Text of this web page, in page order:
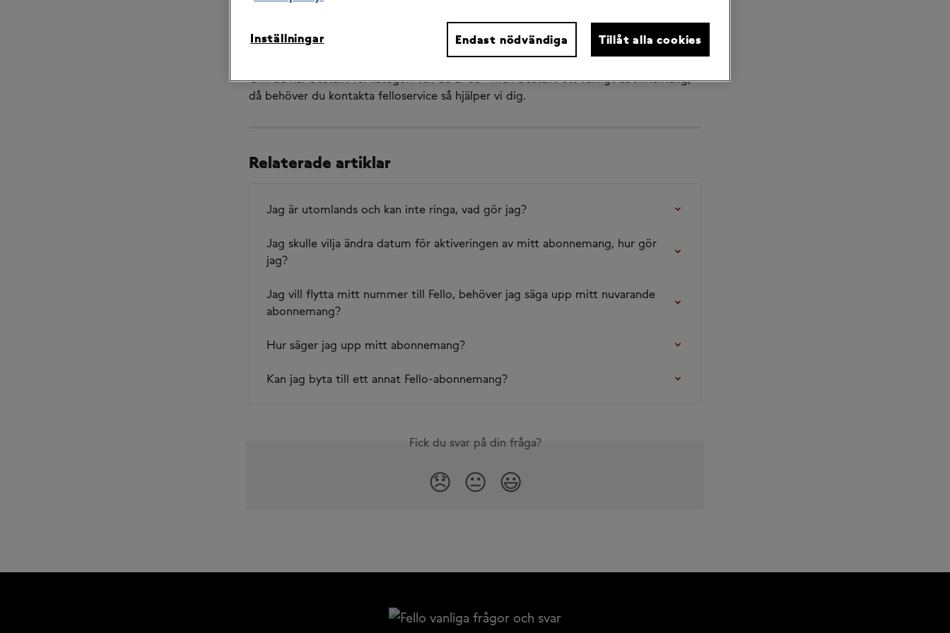
avvakta tills aktiveringsdagen. Den dagen när abonnemanget är aktiverat loggar du
enkelt in på Mina Sidor och byter ditt abonnemang.
Om du har beställt fel kategori tex du är 55+ men beställt ett vanligt abonnemang,
då behöver du kontakta felloservice så hjälper vi dig.
Relaterade artiklar
Jag är utomlands och kan inte ringa, vad gör jag?
Jag skulle vilja ändra datum för aktiveringen av mitt abonnemang, hur gör
jag?
Jag vill flytta mitt nummer till Fello, behöver jag säga upp mitt nuvarande
abonnemang?
Hur säger jag upp mitt abonnemang?
Kan jag byta till ett annat Fello-abonnemang?
Fick du svar på din fråga?
😞 😐 😃
Inställningar Endast nödvändiga Tillåt alla cookies